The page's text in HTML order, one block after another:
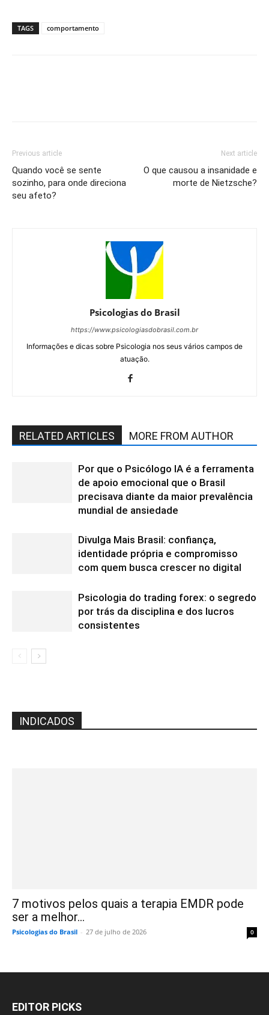
TAGS comportamento
Previous article
Quando você se sente
sozinho, para onde direciona
seu afeto?
Next article
O que causou a insanidade e
morte de Nietzsche?
Psicologias do Brasil
https://www.psicologiasdobrasil.com.br
Informações e dicas sobre Psicologia nos seus vários campos de
atuação.
RELATED ARTICLES MORE FROM AUTHOR
Por que o Psicólogo IA é a ferramenta
de apoio emocional que o Brasil
precisava diante da maior prevalência
mundial de ansiedade
Divulga Mais Brasil: confiança,
identidade própria e compromisso
com quem busca crescer no digital
Psicologia do trading forex: o segredo
por trás da disciplina e dos lucros
consistentes
INDICADOS
7 motivos pelos quais a terapia EMDR pode
ser a melhor...
Psicologias do Brasil - 27 de julho de 2026 0
EDITOR PICKS